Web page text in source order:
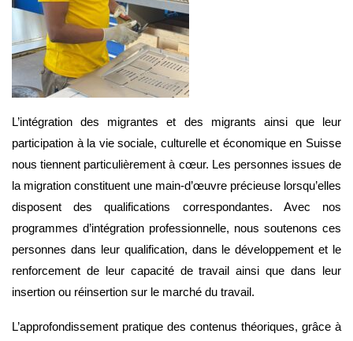
L’intégration des migrantes et des migrants ainsi que leur
participation à la vie sociale, culturelle et économique en Suisse
nous tiennent particulièrement à cœur. Les personnes issues de
la migration constituent une main-d’œuvre précieuse lorsqu’elles
disposent des qualifications correspondantes. Avec nos
programmes d’intégration professionnelle, nous soutenons ces
personnes dans leur qualification, dans le développement et le
renforcement de leur capacité de travail ainsi que dans leur
insertion ou réinsertion sur le marché du travail.
L’approfondissement pratique des contenus théoriques, grâce à